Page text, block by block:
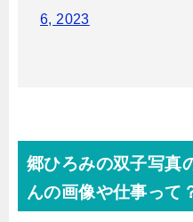
6, 2023
郷ひろみの双子写真
んの画像や仕事って